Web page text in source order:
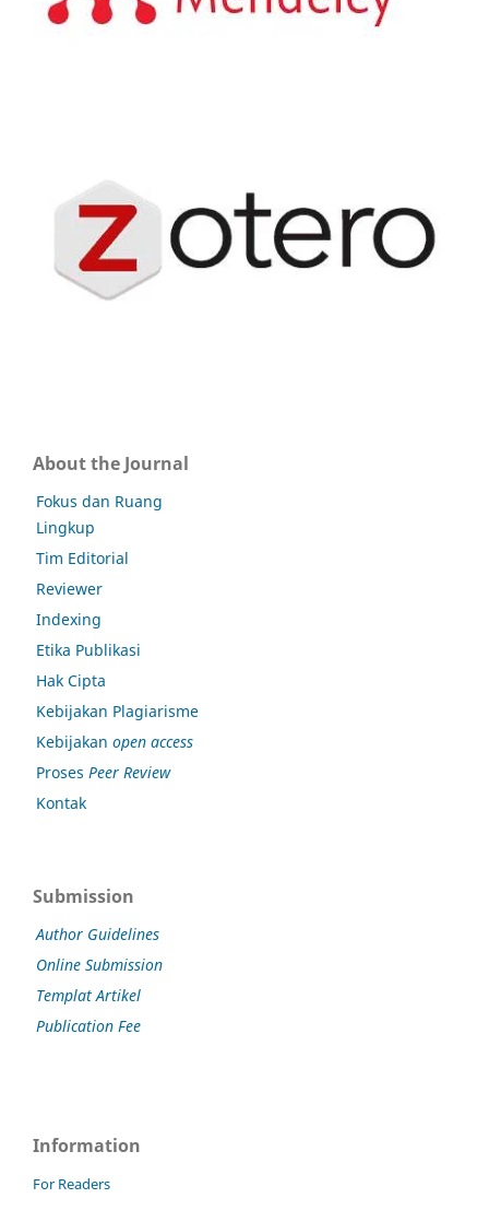
About the Journal
Fokus dan Ruang
Lingkup
Tim Editorial
Reviewer
Indexing
Etika Publikasi
Hak Cipta
Kebijakan Plagiarisme
Kebijakan open access
Proses Peer Review
Kontak
Submission
Author Guidelines
Online Submission
Templat Artikel
Publication Fee
Information
For Readers